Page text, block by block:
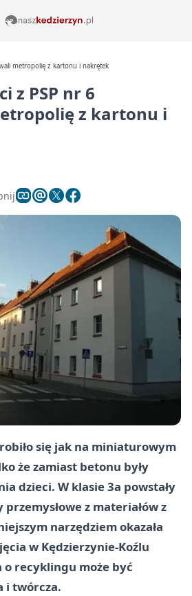
metropolię z kartonu i nakrętek
z PSP nr 6
z kartonu i
się jak na miniaturowym
że zamiast betonu były
dzieci. W klasie 3a powstały
z materiałów z
narzędziem okazała
w Kędzierzynie-Koźlu
o recyklingu może być
i twórcza.